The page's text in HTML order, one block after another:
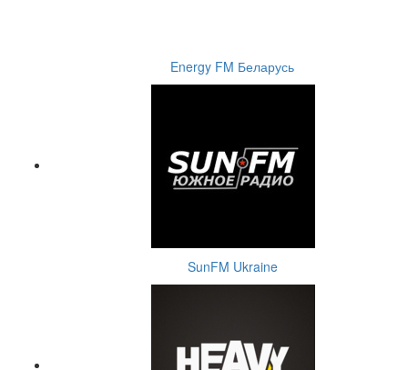
Energy FM Беларусь
SunFM Ukraine